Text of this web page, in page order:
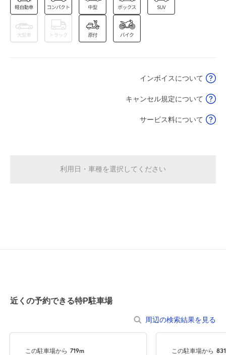
8月16日 (日)
0:00～24:00
¥500
インボイスについて
キャンセル規定について
サービス料について
利用日・車種を選択してください
近くの予約できる特P駐車場
周辺の検索結果を見る
この駐車場から 719m この駐車場から